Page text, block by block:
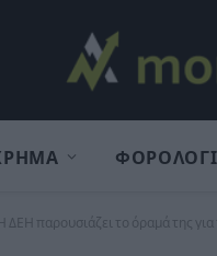
Η ΔΕΗ παρουσιάζει το όραμά της